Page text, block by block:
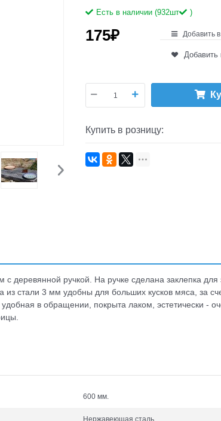
Есть в наличии (932шт )
175₽ Добавить
Добавить
Купить в розницу:
ручкой. На ручке сделана заклепка
стали 3 мм удобны для больших кусков мяса, за
в обращении, покрыта лаком, эстетически -
600 мм.